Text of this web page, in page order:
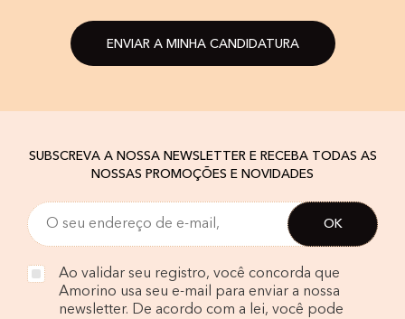
ENVIAR A MINHA CANDIDATURA
SUBSCREVA A NOSSA NEWSLETTER E RECEBA TODAS AS
NOSSAS PROMOÇÕES E NOVIDADES
Ao validar seu registro, você concorda que
Amorino usa seu e-mail para enviar a nossa
newsletter. De acordo com a lei, você pode